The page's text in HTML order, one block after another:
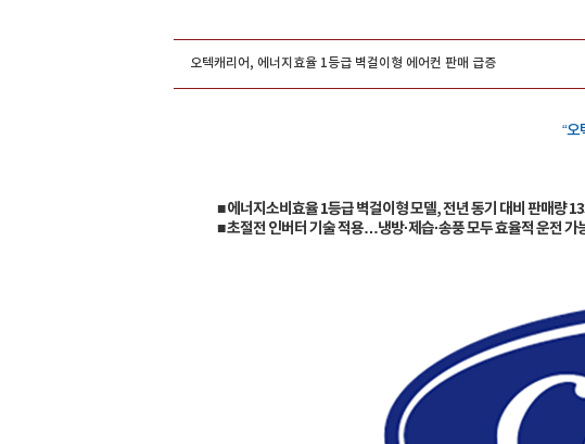
오텍캐리어, 에너지효율 1등급 벽걸이형 에어컨 판매 급증
“오
■ 에너지소비효율 1등급 벽걸이형 모델, 전년 동기 대비 판매량
■ 초절전 인버터 기술 적용…냉방·제습·송풍 모두 효율적 운전 가